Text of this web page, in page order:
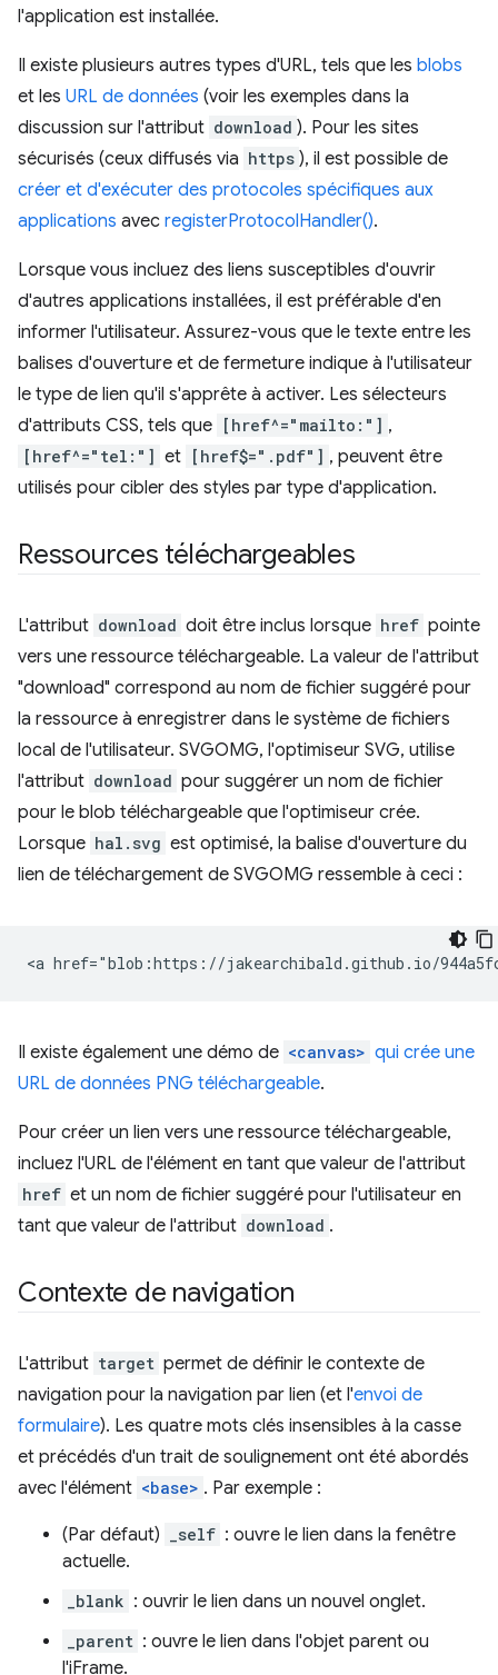
l'application est installée.
Il existe plusieurs autres types d'URL, tels que les blobs
et les URL de données (voir les exemples dans la
discussion sur l'attribut download ). Pour les sites
sécurisés (ceux diffusés via https ), il est possible de
créer et d'exécuter des protocoles spécifiques aux
applications avec registerProtocolHandler().
Lorsque vous incluez des liens susceptibles d'ouvrir
d'autres applications installées, il est préférable d'en
informer l'utilisateur. Assurez-vous que le texte entre les
balises d'ouverture et de fermeture indique à l'utilisateur
le type de lien qu'il s'apprête à activer. Les sélecteurs
d'attributs CSS, tels que
[href^="mailto:"] ,
[href^="tel:"] et [href$=".pdf"] , peuvent être
utilisés pour cibler des styles par type d'application.
Ressources téléchargeables
L'attribut download doit être inclus lorsque href pointe
vers une ressource téléchargeable. La valeur de l'attribut
"download" correspond au nom de fichier suggéré pour
la ressource à enregistrer dans le système de fichiers
local de l'utilisateur. SVGOMG, l'optimiseur SVG, utilise
l'attribut download pour suggérer un nom de fichier
pour le blob téléchargeable que l'optimiseur crée.
Lorsque hal.svg est optimisé, la balise d'ouverture du
lien de téléchargement de SVGOMG ressemble à ceci :
Il existe également une démo de <canvas> qui crée une
URL de données PNG téléchargeable.
Pour créer un lien vers une ressource téléchargeable,
incluez l'URL de l'élément en tant que valeur de l'attribut
href et un nom de fichier suggéré pour l'utilisateur en
tant que valeur de l'attribut download .
Contexte de navigation
L'attribut target permet de définir le contexte de
navigation pour la navigation par lien (et l'envoi de
formulaire). Les quatre mots clés insensibles à la casse
et précédés d'un trait de soulignement ont été abordés
avec l'élément <base> . Par exemple :
(Par défaut) _self : ouvre le lien dans la fenêtre
actuelle.
_blank : ouvrir le lien dans un nouvel onglet.
_parent : ouvre le lien dans l'objet parent ou
l'iFrame.